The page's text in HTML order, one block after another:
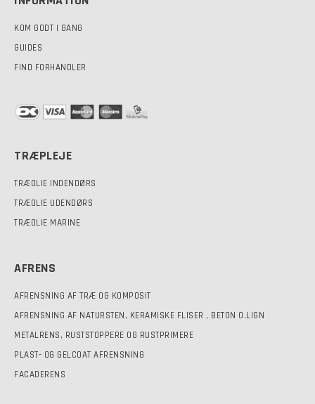
KOM GODT I GANG
GUIDES
FIND FORHANDLER
TRÆPLEJE
TRÆOLIE INDENDØRS
TRÆOLIE UDENDØRS
TRÆOLIE MARINE
AFRENS
AFRENSNING AF TRÆ OG KOMPOSIT
AFRENSNING AF NATURSTEN, KERAMISKE FLISER , BETON O.LIGN
METALRENS, RUSTSTOPPERE OG RUSTPRIMERE
PLAST- OG GELCOAT AFRENSNING
FACADERENS